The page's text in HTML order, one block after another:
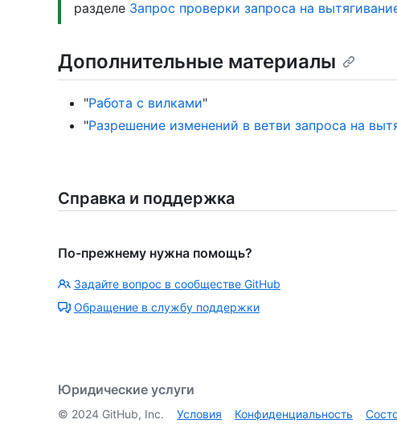
разделе Запрос проверки запроса на
Дополнительные материалы
"Работа с вилками"
"Разрешение изменений в ветви запроса на
Справка и поддержка
По-прежнему нужна помощь?
Задайте вопрос в сообществе GitHub
Обращение в службу поддержки
Юридические услуги
© 2024 GitHub, Inc. Условия Конфиденциальность